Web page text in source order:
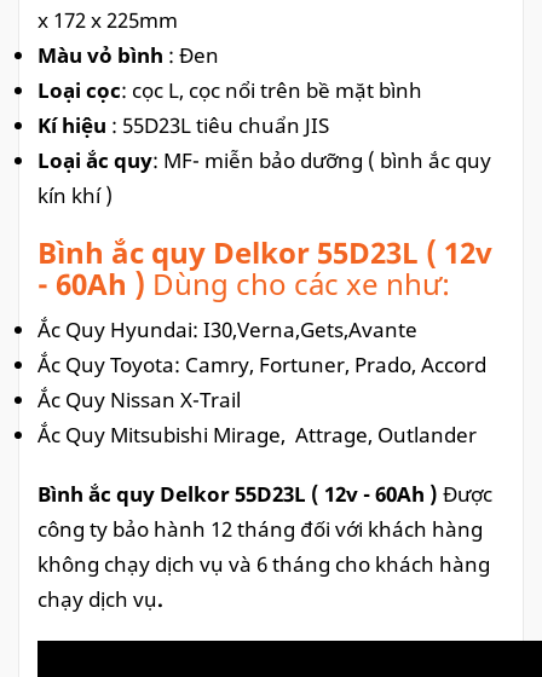
x 172 x 225mm
Màu vỏ bình : Đen
Loại cọc: cọc L, cọc nổi trên bề mặt bình
Kí hiệu : 55D23L tiêu chuẩn JIS
Loại ắc quy: MF- miễn bảo dưỡng ( bình ắc quy
kín khí )
Bình ắc quy Delkor 55D23L ( 12v
- 60Ah ) Dùng cho các xe như:
Ắc Quy Hyundai: I30,Verna,Gets,Avante
Ắc Quy Toyota: Camry, Fortuner, Prado, Accord
Ắc Quy Nissan X-Trail
Ắc Quy Mitsubishi Mirage, Attrage, Outlander
Bình ắc quy Delkor 55D23L ( 12v - 60Ah ) Được
công ty bảo hành 12 tháng đối với khách hàng
không chạy dịch vụ và 6 tháng cho khách hàng
chạy dịch vụ.